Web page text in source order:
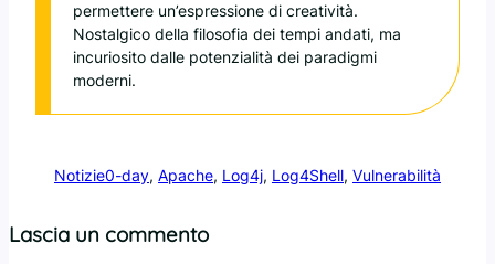
permettere un’espressione di creatività.
Nostalgico della filosofia dei tempi andati, ma
incuriosito dalle potenzialità dei paradigmi
moderni.
Notizie0-day, Apache, Log4j, Log4Shell, Vulnerabilità
Lascia un commento